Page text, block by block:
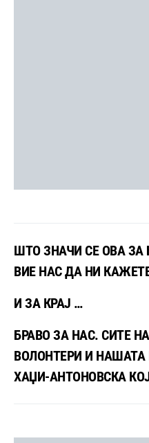
ШТО ЗНАЧИ СЕ ОВА ЗА
ВИЕ НАС ДА НИ
И ЗА КРАЈ …
БРАВО ЗА НАС. СИТЕ
ВОЛОНТЕРИ И НАШАТА
ХАЏИ-АНТОНОВСКА